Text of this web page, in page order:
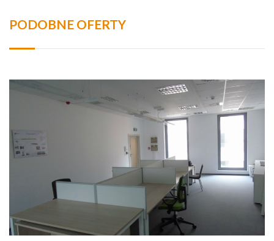
PODOBNE OFERTY